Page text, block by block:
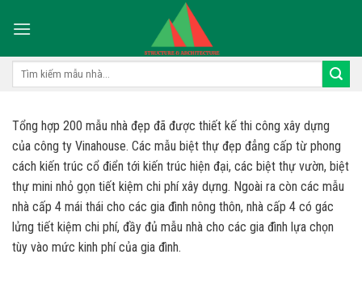
Tìm
Tổng hợp 200 mẫu nhà đẹp đã được thiết kế thi công xây dựng
của công ty Vinahouse. Các mẫu biệt thự đẹp đẳng cấp từ phong
cách kiến trúc cổ điển tới kiến trúc hiện đại, các biệt thự vườn, biệt
thự mini nhỏ gọn tiết kiệm chi phí xây dựng. Ngoài ra còn các mẫu
nhà cấp 4 mái thái cho các gia đình nông thôn, nhà cấp 4 có gác
lửng tiết kiệm chi phí, đầy đủ mẫu nhà cho các gia đình lựa chọn
tùy vào mức kinh phí của gia đình.